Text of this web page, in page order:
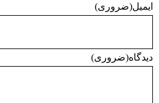
ایمیل(ضروری)
دیدگاه(ضروری)